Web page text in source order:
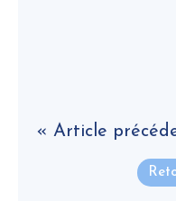
« Article